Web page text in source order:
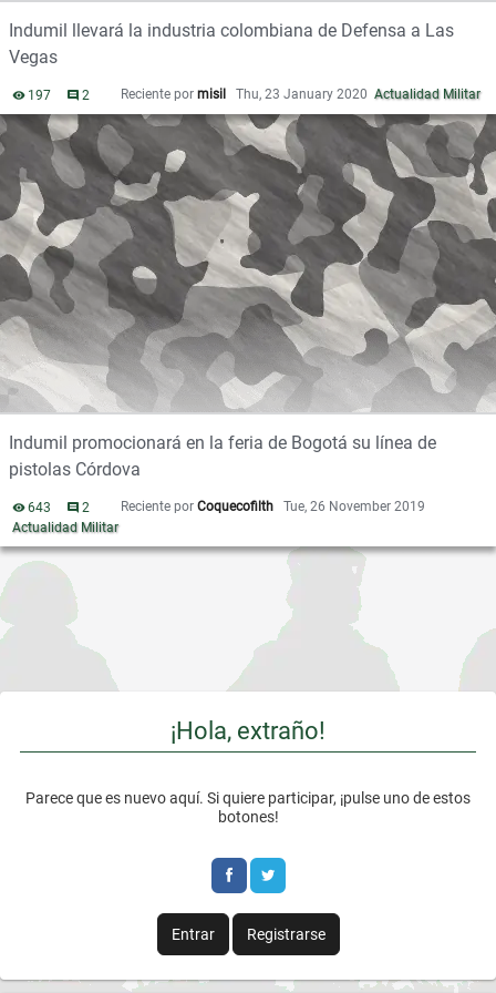
d
e
s
c
s
i
ó
n
Indumil llevará la industria colombiana de Defensa a Las
Vegas
197 vistas
2 comentarios
Reciente por misil Thu, 23 January 2020 Actualidad Militar
Indumil promocionará en la feria de Bogotá su línea de
pistolas Córdova
643 vistas
2 comentarios
Reciente por Coquecofilth
Tue, 26 November 2019
Actualidad Militar
¡Hola, extraño!
Parece que es nuevo aquí. Si quiere participar, ¡pulse uno de estos
botones!
Entrar Registrarse